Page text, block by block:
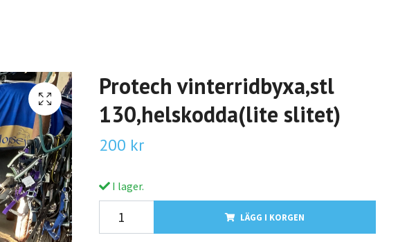
Protech vinterridbyxa,stl
130,helskodda(lite slitet)
200 kr
I lager.
LÄGG I KORGEN